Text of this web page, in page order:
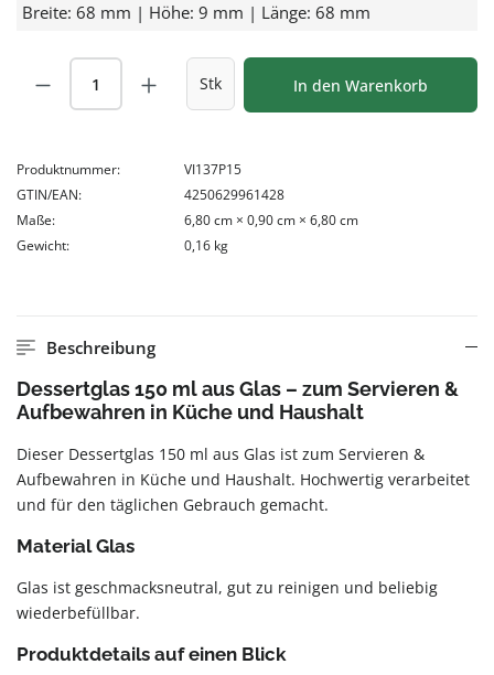
Breite: 68 mm | Höhe: 9 mm | Länge: 68 mm
Produkt Anzahl: Gib den gewünschten
Stk In den Warenkorb
Produktnummer:
VI137P15
GTIN/EAN:
4250629961428
Maße:
6,80 cm × 0,90 cm × 6,80 cm
Gewicht:
0,16 kg
Beschreibung
Dessertglas 150 ml aus Glas – zum Servieren &
Aufbewahren in Küche und Haushalt
Dieser Dessertglas 150 ml aus Glas ist zum Servieren &
Aufbewahren in Küche und Haushalt. Hochwertig verarbeitet
und für den täglichen Gebrauch gemacht.
Material Glas
Glas ist geschmacksneutral, gut zu reinigen und beliebig
wiederbefüllbar.
Produktdetails auf einen Blick